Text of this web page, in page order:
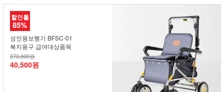
할인률
85%
성인용보행기 BFSC-01
복지용구 급여대상품목
270,000원
40,500원